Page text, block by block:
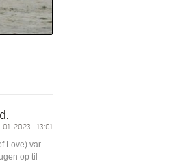
01-2023 - 13:01
Love) var
op til